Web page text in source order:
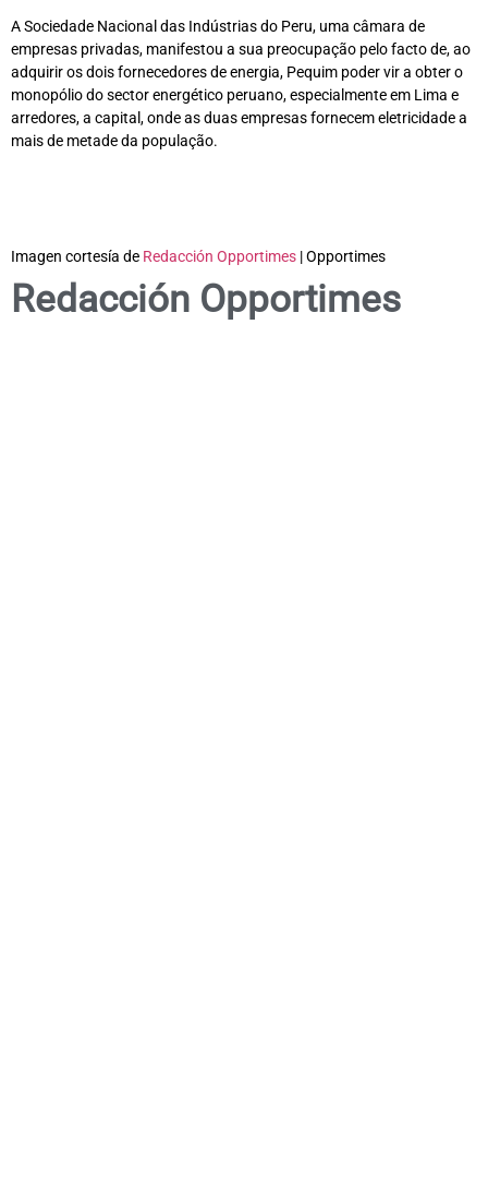
A Sociedade Nacional das Indústrias do Peru, uma câmara de
empresas privadas, manifestou a sua preocupação pelo facto de, ao
adquirir os dois fornecedores de energia, Pequim poder vir a obter o
monopólio do sector energético peruano, especialmente em Lima e
arredores, a capital, onde as duas empresas fornecem eletricidade a
mais de metade da população.
Imagen cortesía de Redacción Opportimes | Opportimes
Redacción Opportimes